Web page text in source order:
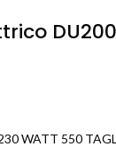
WATT 550